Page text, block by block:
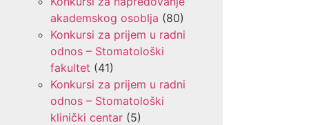
akademskog osoblja (80)
Konkursi za prijem u radni
odnos – Stomatološki
fakultet (41)
Konkursi za prijem u radni
odnos – Stomatološki
klinički centar(5)